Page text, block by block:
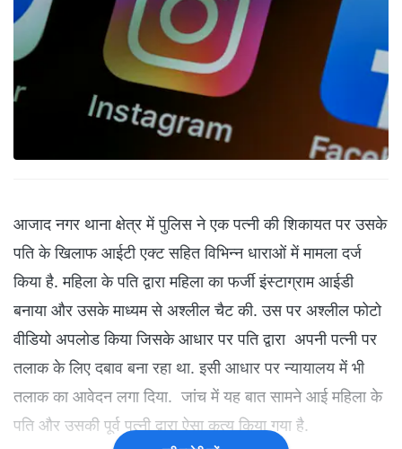
आजाद नगर थाना क्षेत्र में पुलिस ने एक पत्नी की शिकायत पर उसके
पति के खिलाफ आईटी एक्ट सहित विभिन्न धाराओं में मामला दर्ज
किया है. महिला के पति द्वारा महिला का फर्जी इंस्टाग्राम आईडी
बनाया और उसके माध्यम से अश्लील चैट की. उस पर अश्लील फोटो
वीडियो अपलोड किया जिसके आधार पर पति द्वारा अपनी पत्नी पर
तलाक के लिए दबाव बना रहा था. इसी आधार पर न्यायालय में भी
तलाक का आवेदन लगा दिया. जांच में यह बात सामने आई महिला के
पति और उसकी पूर्व पत्नी द्वारा ऐसा कृत्य किया गया है.